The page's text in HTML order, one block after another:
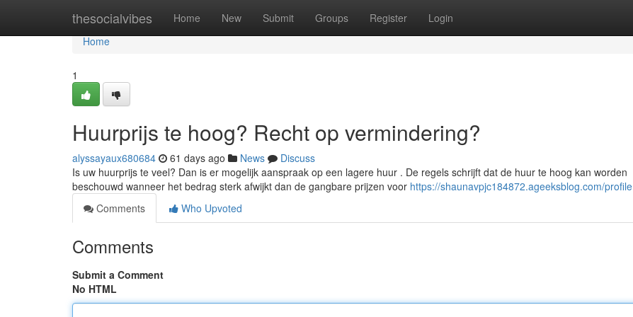
thesocialvibes Home New Submit Groups Register Login
Home
Home
1
Huurprijs te hoog? Recht op vermindering?
alyssayaux680684 61 days ago News
Discuss
Is uw huurprijs te veel? Dan is er mogelijk aanspraak op een lagere huur . De regels schrijft dat de huur te hoog kan worden
beschouwd wanneer het bedrag sterk afwijkt dan de gangbare prijzen voor https://shaunavpjc184872.ageeksblog.com/profile
Comments
Who Upvoted
Comments
Submit a Comment
No HTML